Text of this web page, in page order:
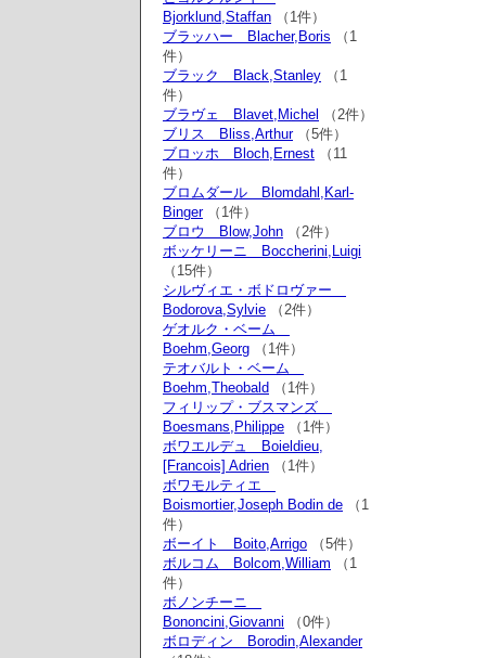
Bjorklund,Staffan （1件）
ブラッハー Blacher,Boris （1
件）
ブラック Black,Stanley （1
件）
ブラヴェ Blavet,Michel
（2件）
ブリス Bliss,Arthur（5件）
ブロッホ Bloch,Ernest （11
件）
ブロムダール Blomdahl,Karl-
Binger（1件）
ブロウ Blow,John （2件）
ボッケリーニ Boccherini,Luigi
（15件）
シルヴィエ・ボドロヴァー
Bodorova,Sylvie （2件）
ゲオルク・ベーム
Boehm,Georg （1件）
テオバルト・ベーム
Boehm,Theobald （1件）
フィリップ・ブスマンズ
Boesmans,Philippe （1件）
ボワエルデュ Boieldieu,
[Francois] Adrien （1件）
ボワモルティエ
Boismortier,Joseph Bodin de （1
件）
ボーイト Boito,Arrigo （5件）
ボルコム Bolcom,William （1
件）
ボノンチーニ
Bononcini,Giovanni （0件）
ボロディン Borodin,Alexander